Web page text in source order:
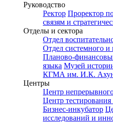
Руководство
Ректор Проректор
связям и
Отделы и сектора
Отдел
Отдел системного и
Планово-
языка Музей
КГМА им. И.К.
Центры
Центр
Центр
Бизнес-инкубатор
исследований и